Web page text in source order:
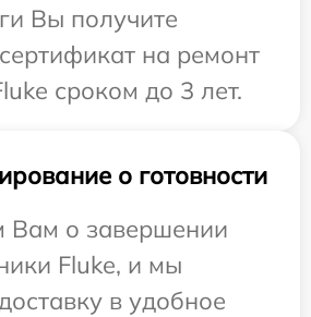
Вы получите
на ремонт
сроком до 3 лет.
о готовности
о завершении
Fluke, и мы
в удобное